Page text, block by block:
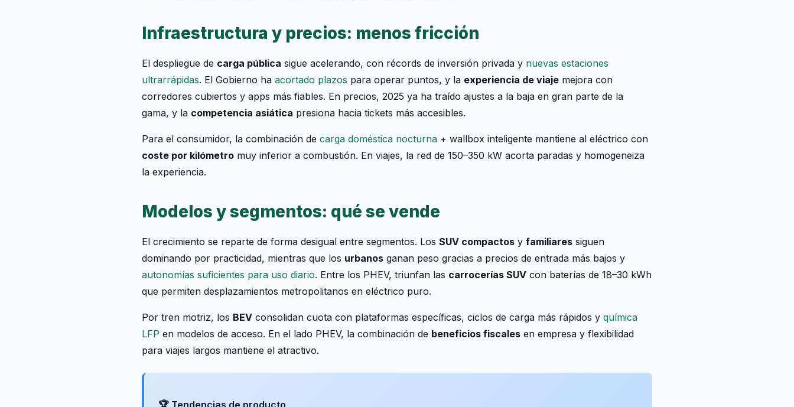
Infraestructura y precios: menos fricción
El despliegue de carga pública sigue acelerando, con récords de inversión privada y nuevas estaciones
ultrarrápidas. El Gobierno ha acortado plazos para operar puntos, y la experiencia de viaje mejora con
corredores cubiertos y apps más fiables. En precios, 2025 ya ha traído ajustes a la baja en gran parte de la
gama, y la competencia asiática presiona hacia tickets más accesibles.
Para el consumidor, la combinación de carga doméstica nocturna + wallbox inteligente mantiene al eléctrico con
coste por kilómetro muy inferior a combustión. En viajes, la red de 150–350 kW acorta paradas y homogeneiza
la experiencia.
Modelos y segmentos: qué se vende
El crecimiento se reparte de forma desigual entre segmentos. Los SUV compactos y familiares siguen
dominando por practicidad, mientras que los urbanos ganan peso gracias a precios de entrada más bajos y
autonomías suficientes para uso diario. Entre los PHEV, triunfan las carrocerías SUV con baterías de 18–30 kWh
que permiten desplazamientos metropolitanos en eléctrico puro.
Por tren motriz, los BEV consolidan cuota con plataformas específicas, ciclos de carga más rápidos y química
LFP en modelos de acceso. En el lado PHEV, la combinación de beneficios fiscales en empresa y flexibilidad
para viajes largos mantiene el atractivo.
🏆 Tendencias de producto